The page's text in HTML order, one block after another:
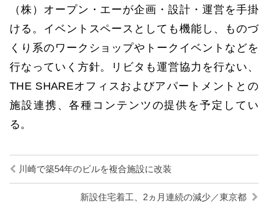
（株）オープン・エーが企画・設計・運営を手掛
ける。イベントスペースとしても機能し、ものづ
くり系のワークショップやトークイベントなどを
行なっていく方針。リビタも運営協力を行ない、
THE SHAREオフィスおよびアパートメントとの
施設連携、各種コンテンツの提供を予定してい
る。
川崎で築54年のビルを複合施設に改装
新設住宅着工、2ヵ月連続の減少／東京都